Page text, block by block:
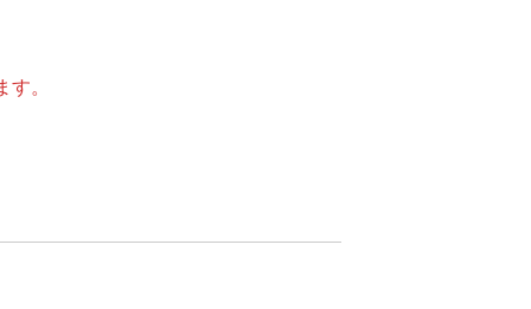
。